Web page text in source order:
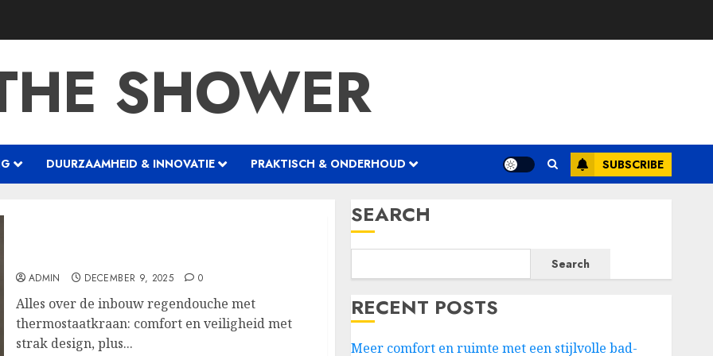
SHOWER
DUURZAAMHEID & INNOVATIE PRAKTISCH & ONDERHOUD SUBSCRIBE
ADMIN DECEMBER 9, 2025 0
Alles over de inbouw regendouche met
thermostaatkraan: comfort en veiligheid met
strak design, plus...
SEARCH
Search
RECENT POSTS
Meer comfort en ruimte met een stijlvolle bad-